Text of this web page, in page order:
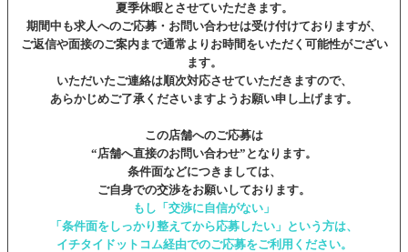
夏季休暇とさせていただきます。
期間中も求人へのご応募・お問い合わせは受け付けておりますが、
ご返信や面接のご案内まで通常よりお時間をいただく可能性がござい
ます。
いただいたご連絡は順次対応させていただきますので、
あらかじめご了承くださいますようお願い申し上げます。
この店舗へのご応募は
“店舗へ直接のお問い合わせ”となります。
条件面などにつきましては、
ご自身での交渉をお願いしております。
もし「交渉に自信がない」
「条件面をしっかり整えてから応募したい」という方は、
イチタイドットコム経由でのご応募をご利用ください。